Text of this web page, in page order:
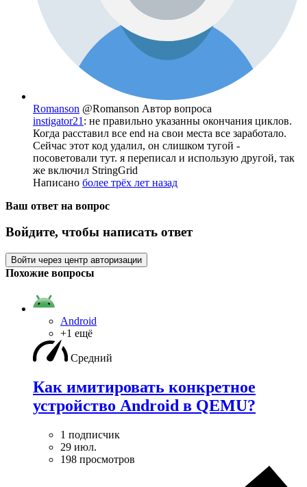
Romanson @Romanson Автор вопроса
instigator21 : не правильно указанны окончания циклов.
Когда расставил все end на свои места все заработало.
Сейчас этот код удалил, он слишком тугой -
посоветовали тут. я переписал и использую другой, так
же включил StringGrid
Написано более трёх лет назад
Ваш ответ на вопрос
Войдите, чтобы написать ответ
Войти через центр авторизации
Похожие вопросы
Android
+1 ещё
Средний
Как имитировать конкретное
устройство Android в QEMU?
1 подписчик
29 июл.
198 просмотров